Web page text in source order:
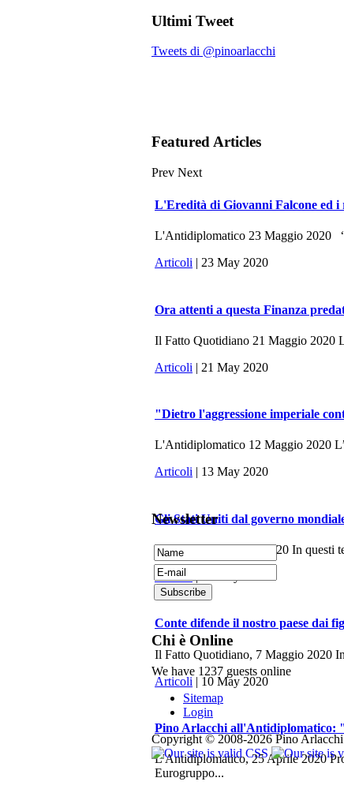
Ultimi Tweet
Tweets di @pinoarlacchi
Featured Articles
Prev Next
L'Eredità di Giovanni Falcone ed i
L'Antidiplomatico 23 Maggio 2020
Articoli | 23 May 2020
Ora attenti a questa Finanza
Il Fatto Quotidiano 21 Maggio 2020
Articoli | 21 May 2020
"Dietro l'aggressione imperiale
L'Antidiplomatico 12 Maggio 2020
Articoli | 13 May 2020
Gli Stati Uniti dal governo
La Fionda, 7 Maggio 2020 In questi
Articoli
Conte difende il nostro paese dai
Il Fatto Quotidiano, 7 Maggio 2020
Articoli | 10 May 2020
Pino Arlacchi all'Antidiplomatico:
L'Antidiplomatico, 25 Aprile 2020
Eurogruppo...
Newsletter
Chi è Online
We have 1237 guests online
Sitemap
Login
Copyright © 2008-2026 Pino